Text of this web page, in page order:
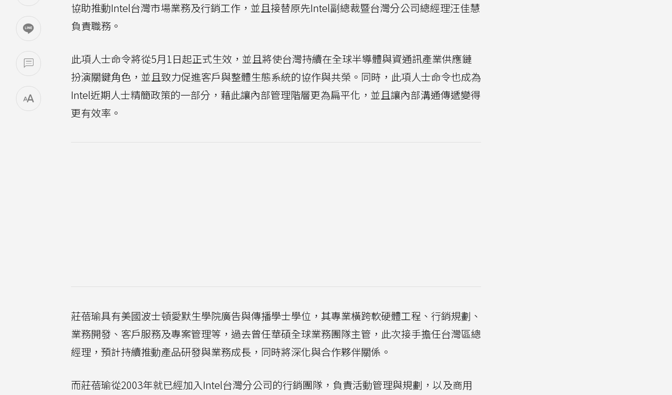
協助推動Intel台灣市場業務及行銷工作，並且接替原先Intel副總裁暨台灣分公司總經理汪佳慧
負責職務。
此項人士命令將從5月1日起正式生效，並且將使台灣持續在全球半導體與資通訊產業供應鏈
扮演關鍵角色，並且致力促進客戶與整體生態系統的協作與共榮。同時，此項人士命令也成為
Intel近期人士精簡政策的一部分，藉此讓內部管理階層更為扁平化，並且讓內部溝通傳遞變得
更有效率。
莊蓓瑜具有美國波士頓愛默生學院廣告與傳播學士學位，其專業橫跨軟硬體工程、行銷規劃、
業務開發、客戶服務及專案管理等，過去曾任華碩全球業務團隊主管，此次接手擔任台灣區總
經理，預計持續推動產品研發與業務成長，同時將深化與合作夥伴關係。
而莊蓓瑜從2003年就已經加入Intel台灣分公司的行銷團隊，負責活動管理與規劃，以及商用